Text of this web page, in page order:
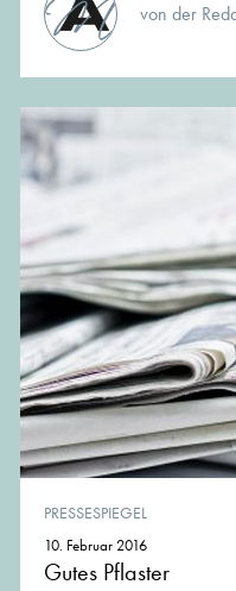
von der
PRESSESPIEGEL
10. Februar 2016
Gutes Pflaster